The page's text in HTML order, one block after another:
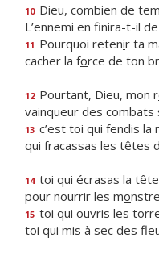
10 Dieu, combien de
L’ennemi en finira-t-il
11 Pourquoi retenir ta
cacher la force de ton
12 Pourtant, Dieu, mon r
vainqueur des combats
13 c’est toi qui fendis la
qui fracassas les têtes
14 toi qui écrasas la
pour nourrir les mo
15 toi qui ouvris les torr
toi qui mis à sec des fle